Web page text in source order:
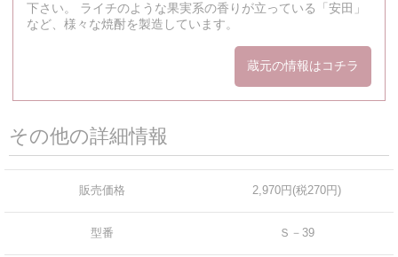
下さい。 ライチのような果実系の香りが立っている「安田」
など、様々な焼酎を製造しています。
蔵元の情報はコチラ
その他の詳細情報
販売価格 2,970円(税270円)
型番 Ｓ－39